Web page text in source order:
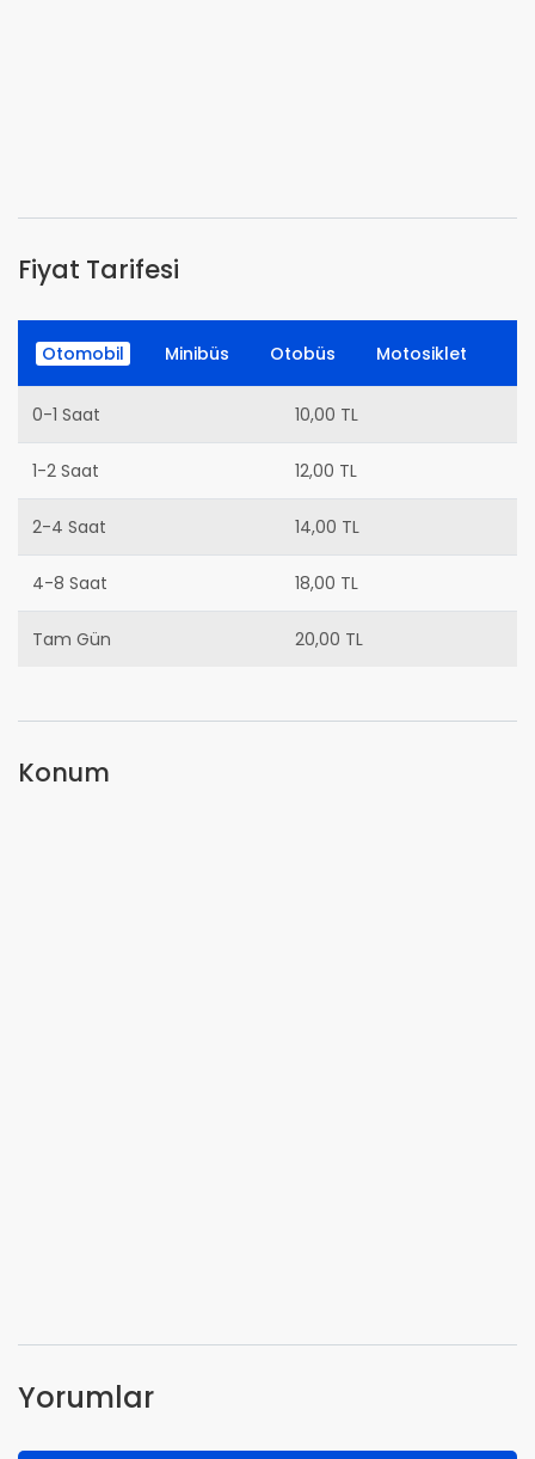
Fiyat Tarifesi
Otomobil Minibüs Otobüs Motosiklet
0-1 Saat 10,00 TL
1-2 Saat 12,00 TL
2-4 Saat 14,00 TL
4-8 Saat 18,00 TL
Tam Gün 20,00 TL
Konum
Yorumlar